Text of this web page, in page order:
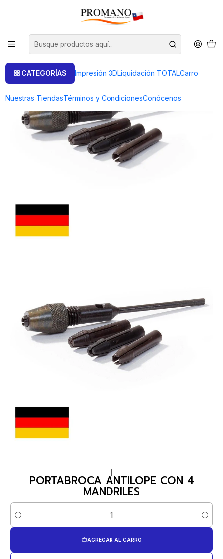
CATEGORÍAS Impresión 3DLiquidación TOTALCarro
Nuestras TiendasTérminos y CondicionesConócenos
Herramientas
PORTABROCA ANTILOPE CON 4 MANDRILES
PORTABROCA ANTILOPE CON 4
MANDRILES
Cantidad
AGREGAR AL CARRO